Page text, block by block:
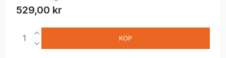
529,00 kr
KÖP